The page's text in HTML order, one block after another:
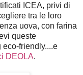
ICEA, privi di
tra le loro
uova, con farina
queste
friendly....e
DEOLA.